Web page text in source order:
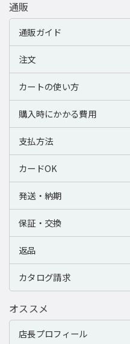
通販
通販ガイド
注文
カートの使い方
購入時にかかる費用
支払方法
カードOK
発送・納期
保証・交換
返品
カタログ請求
オススメ
店長プロフィール